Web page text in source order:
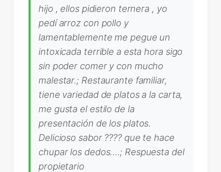
hijo , ellos pidieron ternera , yo
pedí arroz con pollo y
lamentablemente me pegue un
intoxicada terrible a esta hora sigo
sin poder comer y con mucho
malestar.; Restaurante familiar,
tiene variedad de platos a la carta,
me gusta el estilo de la
presentación de los platos.
Delicioso sabor ???? que te hace
chupar los dedos.…; Respuesta del
propietario